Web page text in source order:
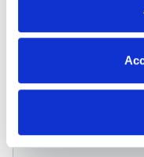
Télécharger la